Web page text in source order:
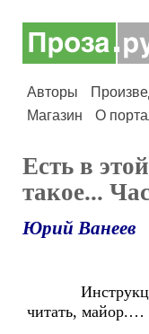
Авторы
Магазин
О
Есть в
такое...
Юрий Ванеев
Инструкции
читать,